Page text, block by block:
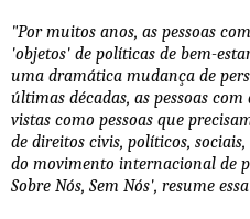
"Por muitos anos, as pessoas
'objetos' de políticas de bem-
uma dramática mudança de
últimas décadas, as pessoas
vistas como pessoas que
de direitos civis, políticos,
do movimento internacional de
Sobre Nós, Sem Nós', resume